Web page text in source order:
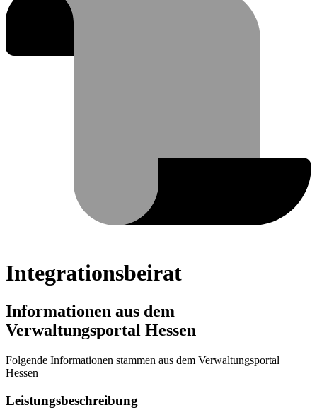
Integrationsbeirat
Informationen aus dem
Verwaltungsportal Hessen
Folgende Informationen stammen aus dem Verwaltungsportal
Hessen
Leistungsbeschreibung